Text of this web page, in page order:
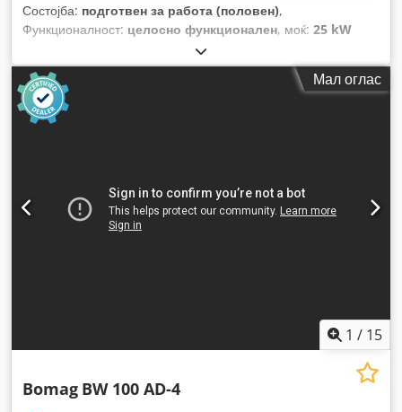
Состојба: подготвен за работа (половен),
Функционалност: целосно функционален, моќ: 25 kW
, празна тежина:
изградба:2007, работни часови:2.950 h,
Мал оглас
1 / 15
Bomag BW 100 AD-4